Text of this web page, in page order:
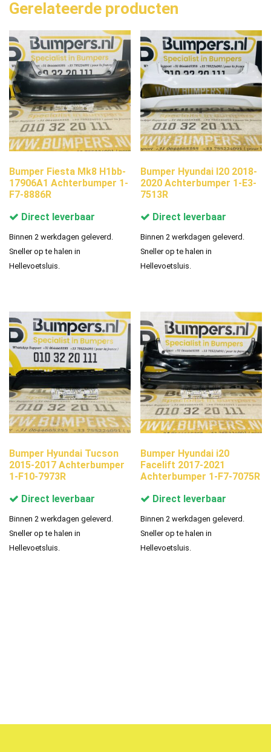
Gerelateerde producten
Bumper Fiesta Mk8 H1bb-
17906A1 Achterbumper 1-
F7-8886R
Direct leverbaar
Binnen 2 werkdagen geleverd.
Sneller op te halen in
Hellevoetsluis.
Bumper Hyundai I20 2018-
2020 Achterbumper 1-E3-
7513R
Direct leverbaar
Binnen 2 werkdagen geleverd.
Sneller op te halen in
Hellevoetsluis.
Bumper Hyundai Tucson
2015-2017 Achterbumper
1-F10-7973R
Direct leverbaar
Binnen 2 werkdagen geleverd.
Sneller op te halen in
Hellevoetsluis.
Bumper Hyundai i20
Facelift 2017-2021
Achterbumper 1-F7-7075R
Direct leverbaar
Binnen 2 werkdagen geleverd.
Sneller op te halen in
Hellevoetsluis.